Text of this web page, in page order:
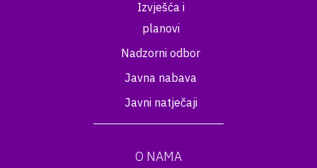
Izvješća i
planovi
Nadzorni odbor
Javna nabava
Javni natječaji
O NAMA